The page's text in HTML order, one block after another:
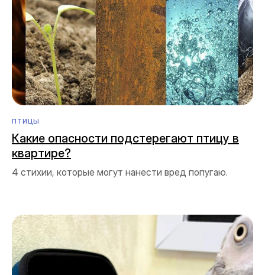
ПТИЦЫ
Какие опасности подстерегают птицу в
квартире?
4 стихии, которые могут нанести вред попугаю.